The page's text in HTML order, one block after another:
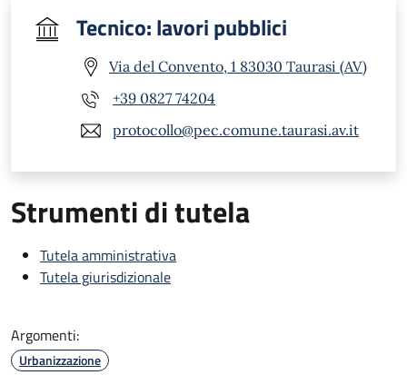
Tecnico: lavori pubblici
Via del Convento, 1 83030 Taurasi (AV)
+39 0827 74204
protocollo@pec.comune.taurasi.av.it
Strumenti di tutela
Tutela amministrativa
Tutela giurisdizionale
Argomenti:
Urbanizzazione